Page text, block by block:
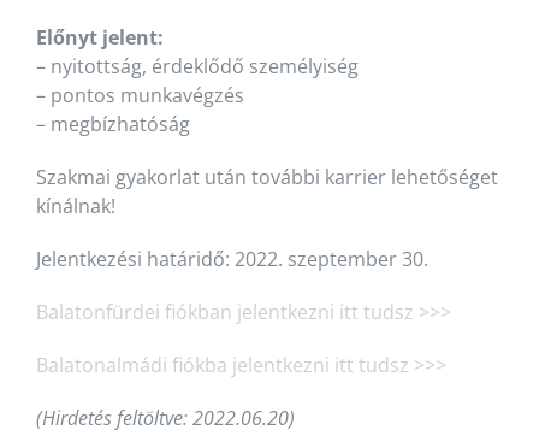
Előnyt jelent:
– nyitottság, érdeklődő személyiség
– pontos munkavégzés
– megbízhatóság
Szakmai gyakorlat után további karrier lehetőséget
kínálnak!
Jelentkezési határidő: 2022. szeptember 30.
Balatonfürdei fiókban jelentkezni itt tudsz >>>
Balatonalmádi fiókba jelentkezni itt tudsz >>>
(Hirdetés feltöltve: 2022.06.20)